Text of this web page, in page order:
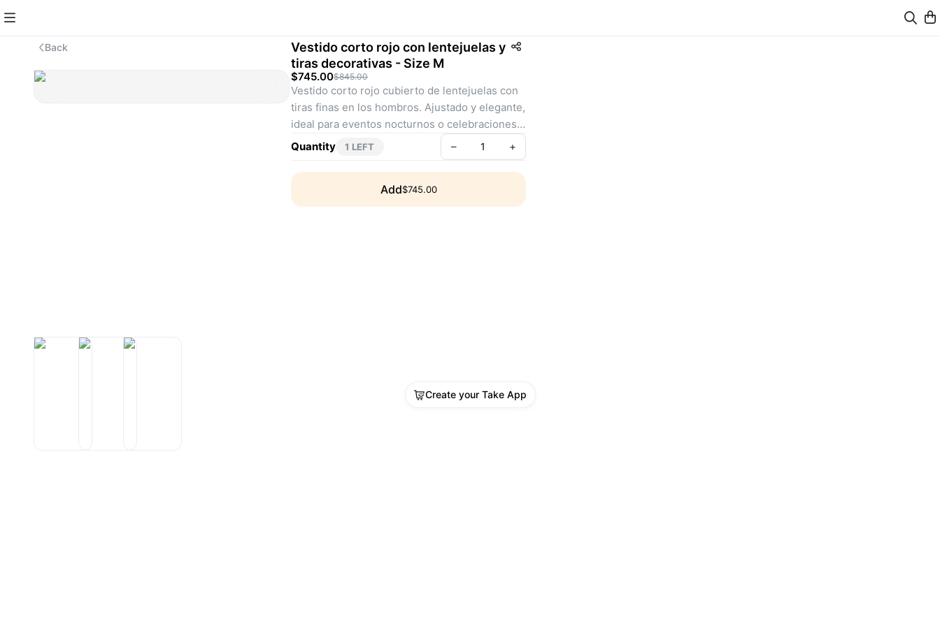
Back
Vestido corto rojo con lentejuelas y
tiras decorativas - Size M
$745.00$845.00
Vestido corto rojo cubierto de lentejuelas con
tiras finas en los hombros. Ajustado y elegante,
ideal para eventos nocturnos o celebraciones
especiales.
Quantity 1 LEFT – +
Add$745.00
Create your Take App